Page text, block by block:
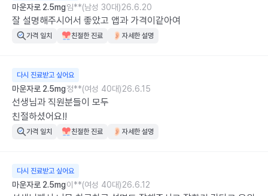
마운자로 2.5mg임**(남성 30대)26.6.20
잘 설명해주시어서 좋았고 앱과 가격이같아여
가격 일치 친절한 진료 자세한 설명
다시 진료받고 싶어요
마운자로 2.5mg정**(여성 40대)26.6.15
선생님과 직원분들이 모두
친절하셨어요!!
가격 일치 친절한 진료 자세한 설명
다시 진료받고 싶어요
마운자로 2.5mg이**(여성 40대)26.6.12